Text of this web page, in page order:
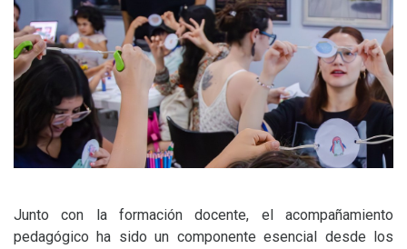
Junto con la formación docente, el acompañamiento
pedagógico ha sido un componente esencial desde los